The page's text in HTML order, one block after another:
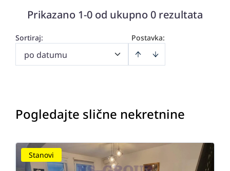
Prikazano 1-0 od ukupno 0 rezultata
Postavka:
Sortiraj:
po datumu
Pogledajte slične nekretnine
Stanovi